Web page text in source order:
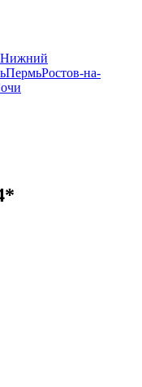
Нижний
ПермьРостов-на-